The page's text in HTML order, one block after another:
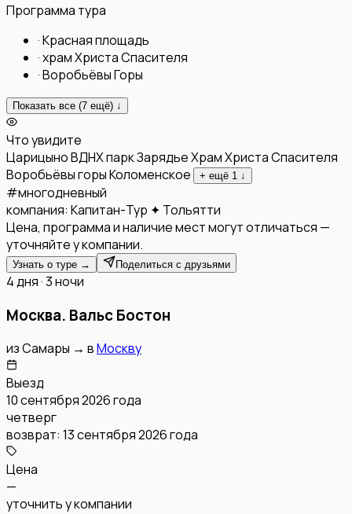
Программа тура
·Красная площадь
·храм Христа Спасителя
·Воробьёвы Горы
Показать все (7 ещё) ↓
Что увидите
ЦарицыноВДНХпарк ЗарядьеХрам Христа Спасителя
Воробьёвы горыКоломенское + ещё 1 ↓
#многодневный
компания: Капитан-Тур ✦ Тольятти
Цена, программа и наличие мест могут отличаться —
уточняйте у компании.
Узнать о туре → Поделиться с друзьями
4 дня · 3 ночи
Москва. Вальс Бостон
изСамары → вМоскву
Выезд
10 сентября 2026 года
четверг
возврат: 13 сентября 2026 года
Цена
—
уточнить у компании